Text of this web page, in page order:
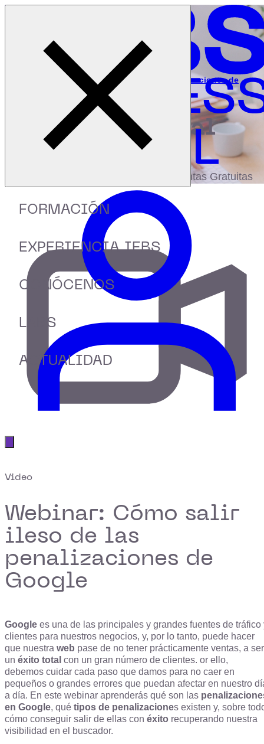
FORMACIÓN
EXPERIENCIA IEBS
CONÓCENOS
LABS
ACTUALIDAD
Inicio
Recursos
Webinar: Cómo salir ileso de las penalizaciones de
bibliotecadigital
Accede a más de 150 Recursos, Guías,
eBooks,Plantillas, Estudios y Herramientas Gratuitas
Video
Webinar: Cómo salir
ileso de las
penalizaciones de
Google
Google es una de las principales y grandes fuentes de tráfico
clientes para nuestros negocios, y, por lo tanto, puede hacer
que nuestra web pase de no tener prácticamente ventas, a ser
un éxito total con un gran número de clientes. or ello,
debemos cuidar cada paso que damos para no caer en
pequeños o grandes errores que puedan afectar en nuestro
a día. En este webinar aprenderás qué son las
en Google, qué tipos de penalizaciones existen y, sobre
cómo conseguir salir de ellas con éxito recuperando nuestra
visibilidad en el buscador.